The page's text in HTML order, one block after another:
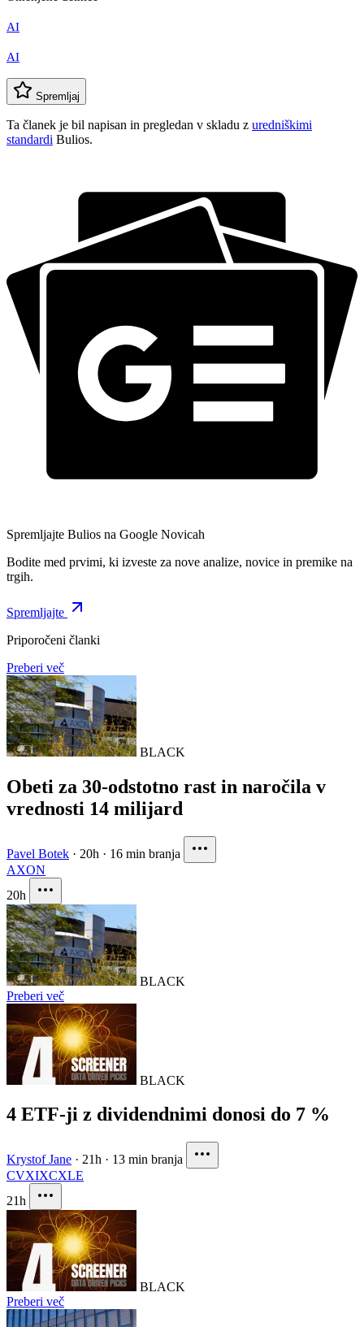
AI
AI
Spremljaj
Ta članek je bil napisan in pregledan v skladu z uredniškimi
standardi Bulios.
Spremljajte Bulios na Google Novicah
Bodite med prvimi, ki izveste za nove analize, novice in premike na
trgih.
Spremljajte
Priporočeni članki
Preberi več
BLACK
Obeti za 30-odstotno rast in naročila v
vrednosti 14 milijard
Pavel Botek · 20h · 16 min branja
AXON
20h
BLACK
Preberi več
BLACK
4 ETF-ji z dividendnimi donosi do 7 %
Krystof Jane · 21h · 13 min branja
CVXIXCXLE
21h
BLACK
Preberi več